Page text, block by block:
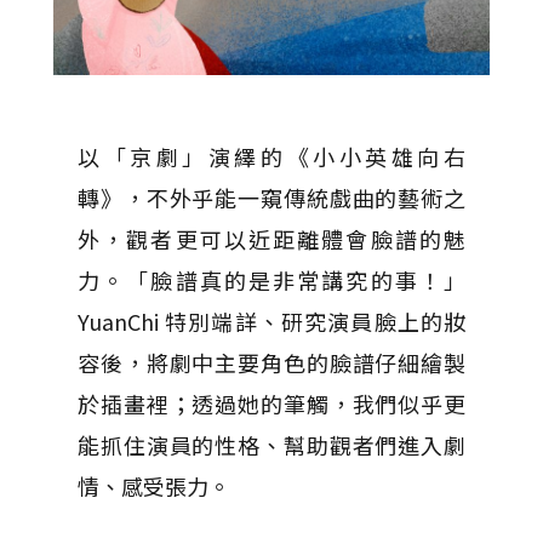
以「京劇」演繹的《小小英雄向右
轉》，不外乎能一窺傳統戲曲的藝術之
外，觀者更可以近距離體會臉譜的魅
力。「臉譜真的是非常講究的事！」
YuanChi 特別端詳、研究演員臉上的妝
容後，將劇中主要角色的臉譜仔細繪製
於插畫裡；透過她的筆觸，我們似乎更
能抓住演員的性格、幫助觀者們進入劇
情、感受張力。